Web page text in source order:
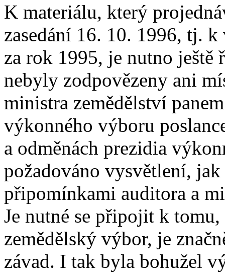
K materiálu, který
zasedání 16. 10. 1996, tj.
za rok 1995, je nutno ještě
nebyly zodpovězeny ani
ministra zemědělství
výkonného výboru
a odměnách prezidia
požadováno vysvětlení,
připomínkami auditora a
Je nutné se připojit k
zemědělský výbor, je
závad. I tak byla bohužel